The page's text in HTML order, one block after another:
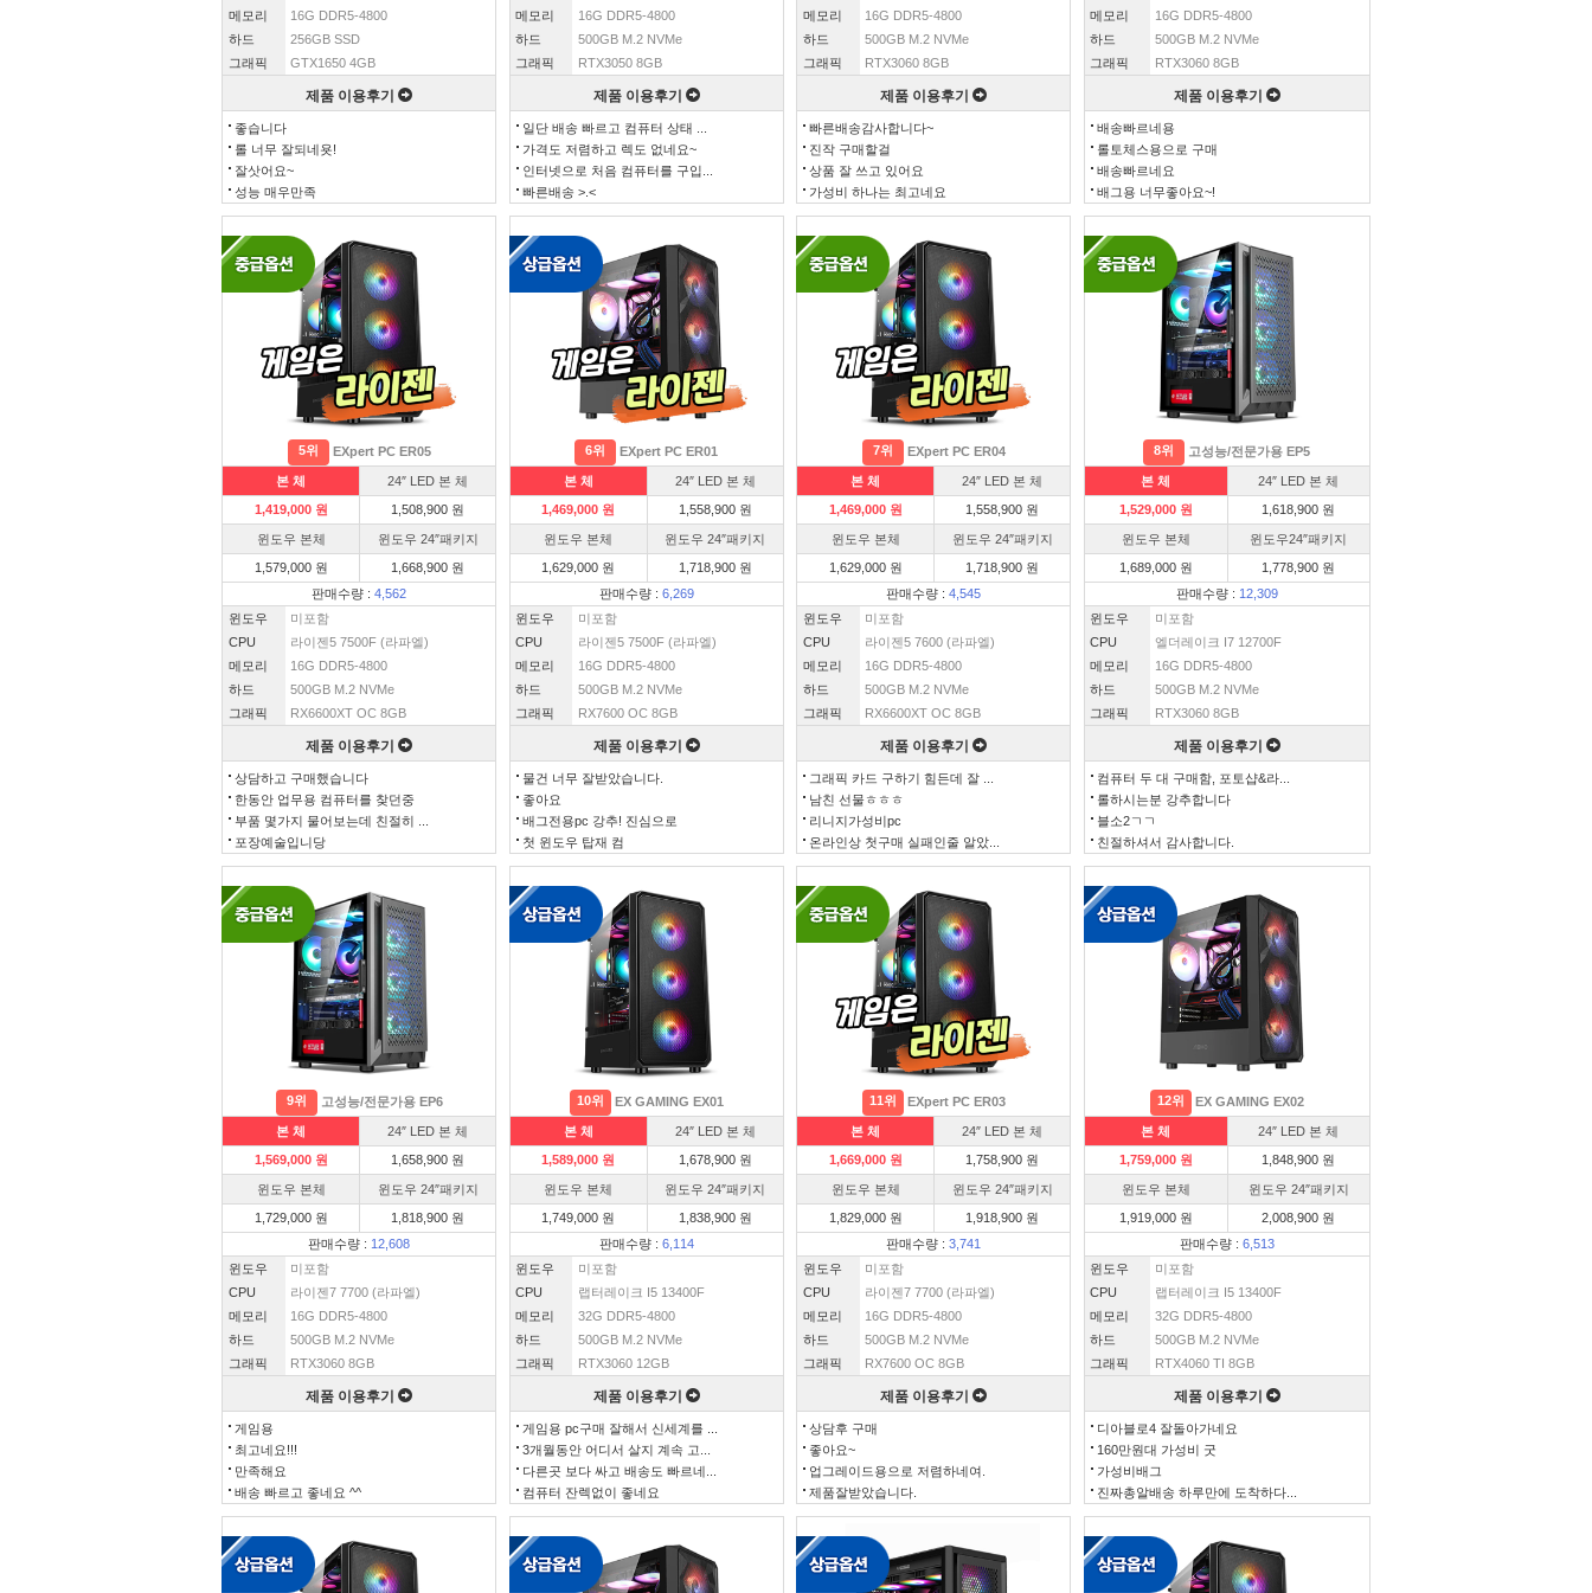
메모리
16G DDR5-4800
하드
256GB SSD
그래픽
GTX1650 4GB
제품 이용후기
좋습니다
롤 너무 잘되네욧!
잘삿어요~
성능 매우만족
메모리
16G DDR5-4800
하드
500GB M.2 NVMe
그래픽
RTX3050 8GB
제품 이용후기
일단 배송 빠르고 컴퓨터 상태 ...
가격도 저렴하고 렉도 없네요~
인터넷으로 처음 컴퓨터를 구입...
빠른배송 >.<
메모리
16G DDR5-4800
하드
500GB M.2 NVMe
그래픽
RTX3060 8GB
제품 이용후기
빠른배송감사합니다~
진작 구매할걸
상품 잘 쓰고 있어요
가성비 하나는 최고네요
메모리
16G DDR5-4800
하드
500GB M.2 NVMe
그래픽
RTX3060 8GB
제품 이용후기
배송빠르네용
롤토체스용으로 구매
배송빠르네요
배그용 너무좋아요~!
5위 EXpert PC ER05
본 체
24″ LED 본 체
1,419,000 원
1,508,900 원
윈도우 본체
윈도우 24″패키지
1,579,000 원
1,668,900 원
판매수량 : 4,562
윈도우
미포함
CPU
라이젠5 7500F (라파엘)
메모리
16G DDR5-4800
하드
500GB M.2 NVMe
그래픽
RX6600XT OC 8GB
제품 이용후기
상담하고 구매했습니다
한동안 업무용 컴퓨터를 찾던중
부품 몇가지 물어보는데 친절히 ...
포장예술입니당
6위 EXpert PC ER01
본 체
24″ LED 본 체
1,469,000 원
1,558,900 원
윈도우 본체
윈도우 24″패키지
1,629,000 원
1,718,900 원
판매수량 : 6,269
윈도우
미포함
CPU
라이젠5 7500F (라파엘)
메모리
16G DDR5-4800
하드
500GB M.2 NVMe
그래픽
RX7600 OC 8GB
제품 이용후기
물건 너무 잘받았습니다.
좋아요
배그전용pc 강추! 진심으로
첫 윈도우 탑재 컴
7위 EXpert PC ER04
본 체
24″ LED 본 체
1,469,000 원
1,558,900 원
윈도우 본체
윈도우 24″패키지
1,629,000 원
1,718,900 원
판매수량 : 4,545
윈도우
미포함
CPU
라이젠5 7600 (라파엘)
메모리
16G DDR5-4800
하드
500GB M.2 NVMe
그래픽
RX6600XT OC 8GB
제품 이용후기
그래픽 카드 구하기 힘든데 잘 ...
남친 선물ㅎㅎㅎ
리니지가성비pc
온라인상 첫구매 실패인줄 알았...
8위 고성능/전문가용 EP5
본 체
24″ LED 본 체
1,529,000 원
1,618,900 원
윈도우 본체
윈도우24″패키지
1,689,000 원
1,778,900 원
판매수량 : 12,309
윈도우
미포함
CPU
엘더레이크 I7 12700F
메모리
16G DDR5-4800
하드
500GB M.2 NVMe
그래픽
RTX3060 8GB
제품 이용후기
컴퓨터 두 대 구매함, 포토샵&라...
롤하시는분 강추합니다
블소2ㄱㄱ
친절하셔서 감사합니다.
9위 고성능/전문가용 EP6
본 체
24″ LED 본 체
1,569,000 원
1,658,900 원
윈도우 본체
윈도우 24″패키지
1,729,000 원
1,818,900 원
판매수량 : 12,608
윈도우
미포함
CPU
라이젠7 7700 (라파엘)
메모리
16G DDR5-4800
하드
500GB M.2 NVMe
그래픽
RTX3060 8GB
제품 이용후기
게임용
최고네요!!!
만족해요
배송 빠르고 좋네요 ^^
10위 EX GAMING EX01
본 체
24″ LED 본 체
1,589,000 원
1,678,900 원
윈도우 본체
윈도우 24″패키지
1,749,000 원
1,838,900 원
판매수량 : 6,114
윈도우
미포함
CPU
랩터레이크 I5 13400F
메모리
32G DDR5-4800
하드
500GB M.2 NVMe
그래픽
RTX3060 12GB
제품 이용후기
게임용 pc구매 잘해서 신세계를 ...
3개월동안 어디서 살지 계속 고...
다른곳 보다 싸고 배송도 빠르네...
컴퓨터 잔렉없이 좋네요
11위 EXpert PC ER03
본 체
24″ LED 본 체
1,669,000 원
1,758,900 원
윈도우 본체
윈도우 24″패키지
1,829,000 원
1,918,900 원
판매수량 : 3,741
윈도우
미포함
CPU
라이젠7 7700 (라파엘)
메모리
16G DDR5-4800
하드
500GB M.2 NVMe
그래픽
RX7600 OC 8GB
제품 이용후기
상담후 구매
좋아요~
업그레이드용으로 저렴하네여.
제품잘받았습니다.
12위 EX GAMING EX02
본 체
24″ LED 본 체
1,759,000 원
1,848,900 원
윈도우 본체
윈도우 24″패키지
1,919,000 원
2,008,900 원
판매수량 : 6,513
윈도우
미포함
CPU
랩터레이크 I5 13400F
메모리
32G DDR5-4800
하드
500GB M.2 NVMe
그래픽
RTX4060 TI 8GB
제품 이용후기
디아블로4 잘돌아가네요
160만원대 가성비 굿
가성비배그
진짜총알배송 하루만에 도착하다...